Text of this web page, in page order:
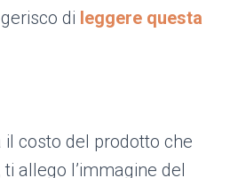
di leggere questa
costo del prodotto che
allego l’immagine del